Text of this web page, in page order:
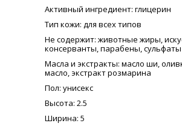
Активный ингредиент: глицерин
Тип кожи: для всех типов
Не содержит: животные жиры,
консерванты, парабены, сульфаты
Масла и экстракты: масло ши,
масло, экстракт розмарина
Пол: унисекс
Высота: 2.5
Ширина: 5